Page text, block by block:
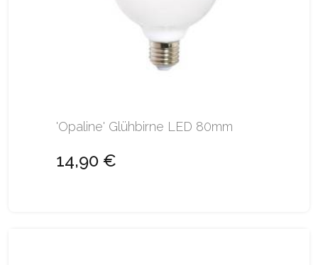
'Opaline' Glühbirne LED 80mm
14,90 €